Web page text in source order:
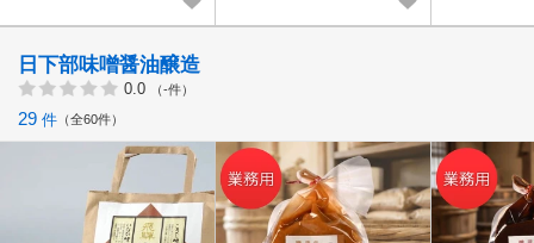
日下部味噌醤油醸造
0.0 （-件）
29 件 全60件